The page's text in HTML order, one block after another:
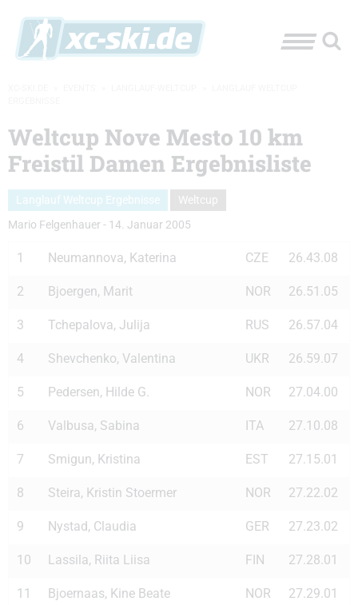
Weltcup Nove Mesto 10 km
Freistil Damen Ergebnisliste
Langlauf Weltcup Ergebnisse
Weltcup
Mario Felgenhauer - 14. Januar 2005
1 Neumannova, Katerina CZE 26.43.08
2 Bjoergen, Marit NOR 26.51.05
3 Tchepalova, Julija RUS 26.57.04
4 Shevchenko, Valentina UKR 26.59.07
5 Pedersen, Hilde G. NOR 27.04.00
6 Valbusa, Sabina ITA 27.10.08
7 Smigun, Kristina EST 27.15.01
8 Steira, Kristin Stoermer NOR 27.22.02
9 Nystad, Claudia GER 27.23.02
10 Lassila, Riita Liisa FIN 27.28.01
11 Bjoernaas, Kine Beate NOR 27.29.01